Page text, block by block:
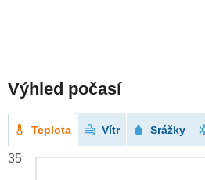
Výhled počasí
Teplota Vítr Srážky
35